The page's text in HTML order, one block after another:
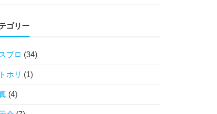
ゴリー
ブロ (34)
ホリ (1)
(4)